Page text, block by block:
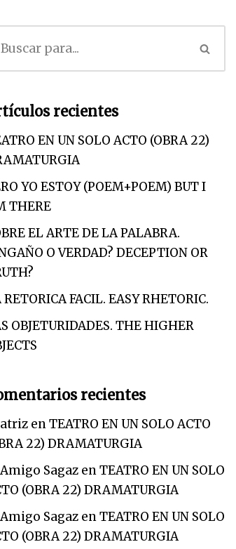
recientes
EN UN SOLO ACTO (OBRA 22)
YO ESTOY (POEM+POEM) BUT I
THERE
EL ARTE DE LA PALABRA.
O VERDAD? DECEPTION OR
RETORICA FACIL. EASY RHETORIC.
OBJETURIDADES. THE HIGHER
recientes
enTEATRO EN UN SOLO ACTO
22) DRAMATURGIA
SagazenTEATRO EN UN SOLO
(OBRA 22) DRAMATURGIA
SagazenTEATRO EN UN SOLO
(OBRA 22) DRAMATURGIA